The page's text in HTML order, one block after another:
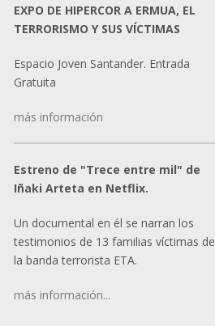
EXPO DE HIPERCOR A ERMUA, EL
TERRORISMO Y SUS VÍCTIMAS
Espacio Joven Santander. Entrada
Gratuita
más información
Estreno de "Trece entre mil" de
Iñaki Arteta en Netflix.
Un documental en él se narran los
testimonios de 13 familias víctimas de
la banda terrorista ETA.
más información...